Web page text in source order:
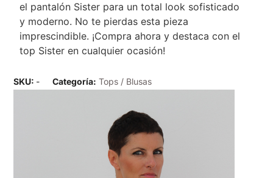
el pantalón Sister para un total look sofisticado
y moderno. No te pierdas esta pieza
imprescindible. ¡Compra ahora y destaca con el
top Sister en cualquier ocasión!
SKU: - Categoría: Tops / Blusas